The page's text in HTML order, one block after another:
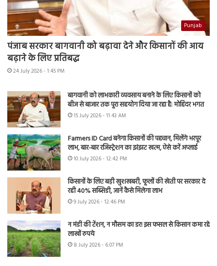
Punjab
पंजाब सरकार बागवानी को बढ़ावा देने और किसानों की आय
बढ़ाने के लिए प्रतिबद्ध
24 July 2026 - 1:45 PM
बागवानी को लाभकारी व्यवसाय बनाने के लिए किसानों को
बीज से बाजार तक पूरा सहयोग दिया जा रहा है: मोहिंदर भगत
15 July 2026 - 11:43 AM
Farmers ID Card बनेगा किसानों की पहचान, मिलेंगे भरपूर
लाभ, बार-बार रजिस्ट्रेशन का झंझट खत्म, ऐसे करें अप्लाई
10 July 2026 - 12:42 PM
किसानों के लिए बड़ी खुशखबरी, फूलों की खेती पर सरकार दे
रही 40% सब्सिडी, जानें कैसे मिलेगा लाभ
9 July 2026 - 12:46 PM
न मंडी की टेंशन, न मौसम का डर! इस फसल से किसान कमा रहे
लाखों रुपये
8 July 2026 - 6:07 PM